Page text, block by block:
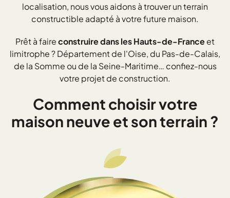
localisation, nous vous aidons à trouver un terrain
constructible adapté à votre future maison.
Prêt à faireconstruire dans les Hauts-de-Franceet
limitrophe ? Département de l'Oise, du Pas-de-Calais,
de la Somme ou de la Seine-Maritime… confiez-nous
votre projet de construction.
Comment choisir votre
maison neuve et son terrain ?